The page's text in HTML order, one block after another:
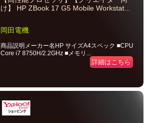
け】 HP ZBook 17 G5 Mobile Workstat...
岡田電機
商品説明メーカー名HP サイズA4スペック ■CPU
Core i7 8750H/2.2GHz ■メモリ...
詳細はこちら